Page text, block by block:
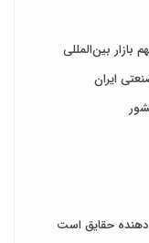
بازار بین‌المللی
ایران
دهنده حقایق است